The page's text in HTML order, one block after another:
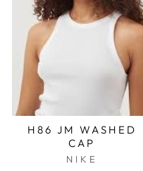
H86 JM WASHED
CAP
NIKE